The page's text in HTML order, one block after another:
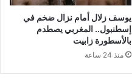
يوسف زلال أمام نزال ضخم في
إسطنبول.. المغربي يصطدم
بالأسطورة زابيت
منذ 24 ساعة